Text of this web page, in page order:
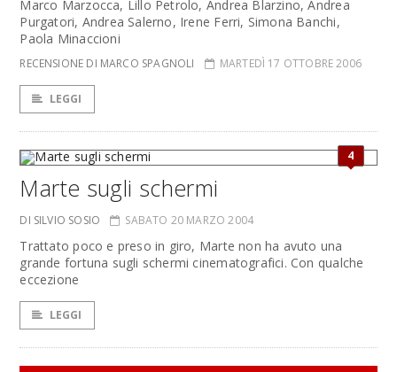
Marco Marzocca, Lillo Petrolo, Andrea Blarzino, Andrea
Purgatori, Andrea Salerno, Irene Ferri, Simona Banchi,
Paola Minaccioni
RECENSIONE DI MARCO SPAGNOLI MARTEDÌ 17 OTTOBRE 2006
LEGGI
4
Marte sugli schermi
DI SILVIO SOSIO SABATO 20 MARZO 2004
Trattato poco e preso in giro, Marte non ha avuto una
grande fortuna sugli schermi cinematografici. Con qualche
eccezione
LEGGI